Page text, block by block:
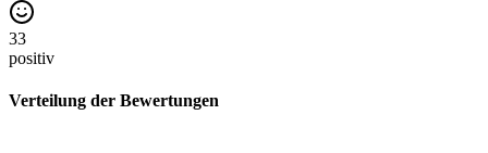
33
positiv
Verteilung der Bewertungen